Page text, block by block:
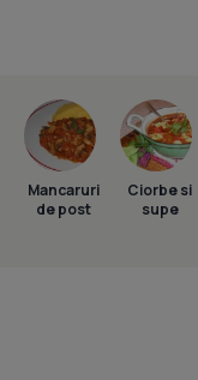
Mancaruri
de post
Ciorbe si
supe